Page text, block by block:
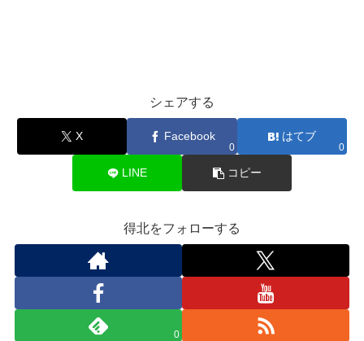
シェアする
X Facebook
0
はてブ
0
LINE コピー
得北をフォローする
0